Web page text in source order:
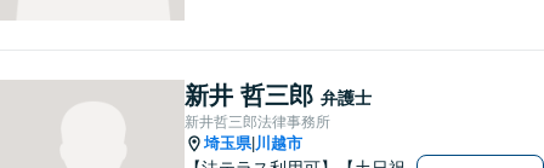
ます。ぜひ一度ご相談くださ
い。
新井 哲三郎 弁護士
新井哲三郎法律事務所
埼玉県| 川越市